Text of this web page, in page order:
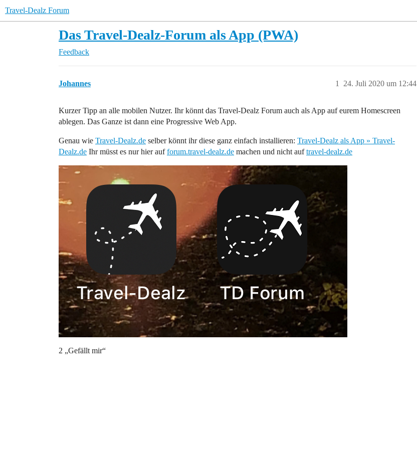
Travel-Dealz Forum
Das Travel-Dealz-Forum als App (PWA)
Feedback
Johannes 24. Juli 2020 um 12:44
1
Kurzer Tipp an alle mobilen Nutzer. Ihr könnt das Travel-Dealz Forum auch als App auf eurem Homescreen
ablegen. Das Ganze ist dann eine Progressive Web App.
Genau wie Travel-Dealz.de selber könnt ihr diese ganz einfach installieren: Travel-Dealz als App » Travel-
Dealz.de Ihr müsst es nur hier aufforum.travel-dealz.de machen und nicht auftravel-dealz.de
2 „Gefällt mir“